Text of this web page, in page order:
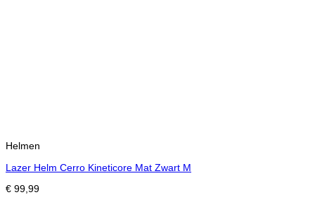
Helmen
Lazer Helm Cerro Kineticore Mat Zwart M
€ 99,99